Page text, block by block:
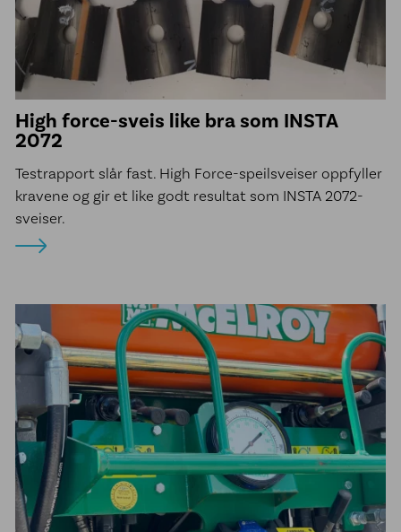
High force-sveis like bra som INSTA
2072
Testrapport slår fast. High Force-speilsveiser oppfyller
kravene og gir et like godt resultat som INSTA 2072-
sveiser.